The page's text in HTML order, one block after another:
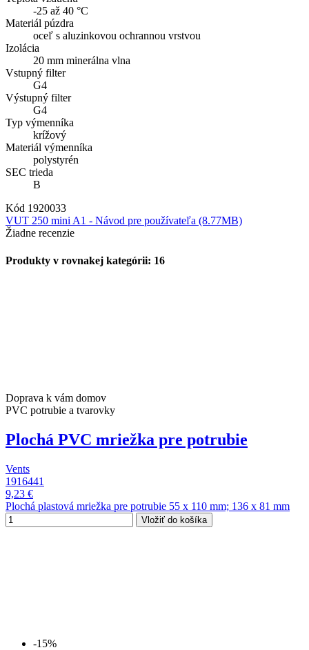
-25 až 40 °C
Materiál púzdra
oceľ s aluzinkovou ochrannou vrstvou
Izolácia
20 mm minerálna vlna
Vstupný filter
G4
Výstupný filter
G4
Typ výmenníka
krížový
Materiál výmenníka
polystyrén
SEC trieda
B
Kód 1920033
VUT 250 mini A1 - Návod pre používateľa (8.77MB)
Žiadne recenzie
Produkty v rovnakej kategórii: 16
Doprava k vám domov
PVC potrubie a tvarovky
Plochá PVC mriežka pre potrubie
Vents
1916441
9,23 €
Plochá plastová mriežka pre potrubie 55 x 110 mm; 136 x 81 mm
Vložiť do košíka
-15%